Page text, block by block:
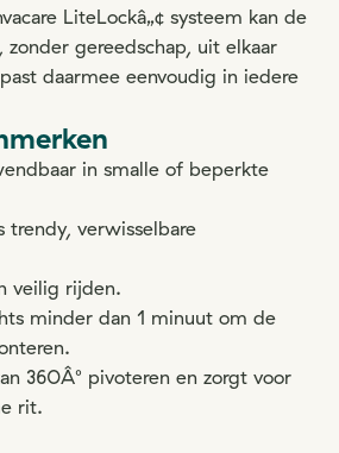
LiteLockâ„¢ systeem kan de
gereedschap, uit elkaar
daarmee eenvoudig in iedere
in smalle of beperkte
trendy, verwisselbare
veilig rijden.
minder dan 1 minuut om de
360Â° pivoteren en zorgt voor
rit.